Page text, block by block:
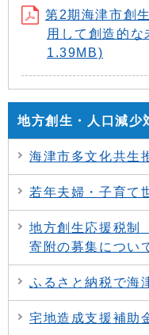
第2期海津市創
用して創造的な
1.39MB)
地方創生・人口減少
海津市多文化共生
若年夫婦・子育て
地方創生応援税制
寄附の募集につい
ふるさと納税で海
宅地造成支援補助